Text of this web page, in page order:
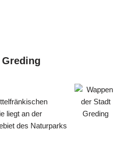
liegt an der
des Naturparks